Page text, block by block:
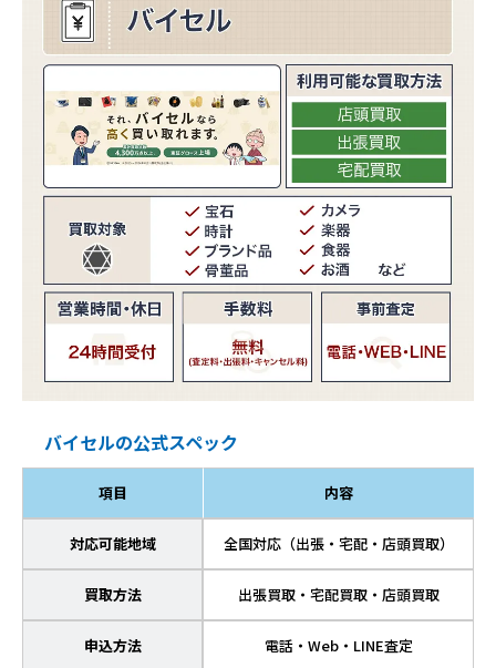
バイセルの公式スペック
項目 内容
対応可能地域 全国対応（出張・宅配・店頭買取）
買取方法 出張買取・宅配買取・店頭買取
申込方法 電話・Web・LINE査定